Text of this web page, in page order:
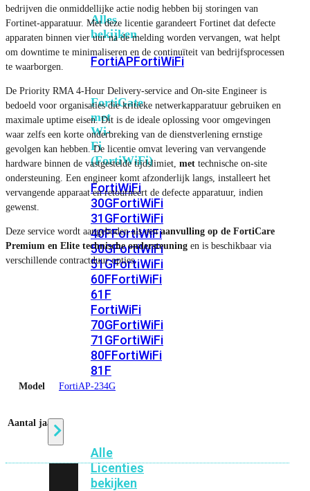
Alles
bekijken
FortiAPFortiWiFi
FortiGate
met
Wi-
Fi
(FortiWiFi)
FortiWiFi
30GFortiWiFi
31GFortiWiFi
40FFortiWiFi
50GFortiWiFi
51GFortiWiFi
60FFortiWiFi
61F
FortiWiFi
70GFortiWiFi
71GFortiWiFi
80FFortiWiFi
81F
Alle
Licenties
bekijken
bedrijven die onmiddellijke actie nodig hebben bij storingen van
Fortinet-apparatuur. Met deze licentie garandeert Fortinet dat defecte
apparaten binnen vier uur na de melding worden vervangen, wat helpt
om downtime te minimaliseren en de continuïteit van bedrijfsprocessen
te waarborgen.
De Priority RMA 4-Hour Delivery-service and On-site Engineer is
bedoeld voor organisaties die kritieke netwerkapparatuur gebruiken en
maximale uptime eisen. Dit is de ideale oplossing voor omgevingen
waar zelfs een korte onderbreking van de dienstverlening ernstige
gevolgen kan hebben. De licentie omvat levering van vervangende
hardware binnen de vastgestelde tijdslimiet, met technische on-site
ondersteuning. Een engineer komt afzonderlijk langs, installeert het
vervangende apparaat en retourneert de defecte apparatuur, indien
gewenst.
Deze service wordt aangeboden als eenaanvulling op de FortiCare
Premium en Elite technische ondersteuning en is beschikbaar via
verschillende contractduur opties.
Model FortiAP-234G
Aantal jaar 1